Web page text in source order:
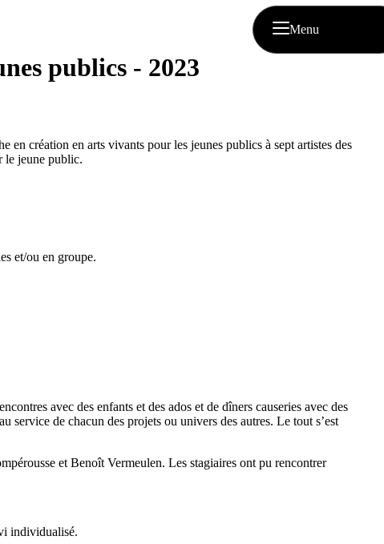
Menu
publics - 2023
création en arts vivants pour les jeunes publics à sept artistes des
le jeune public.
et/ou en groupe.
avec des enfants et des ados et de dîners causeries avec des
service de chacun des projets ou univers des autres. Le tout s’est
et Benoît Vermeulen. Les stagiaires ont pu rencontrer
individualisé.